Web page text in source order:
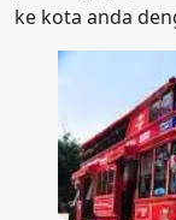
ke kota anda